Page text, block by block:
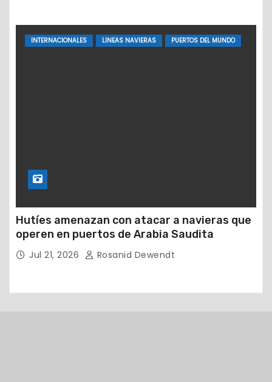
INTERNACIONALES LINEAS NAVIERAS PUERTOS DEL MUNDO
Hutíes amenazan con atacar a navieras que
operen en puertos de Arabia Saudita
Jul 21, 2026 Rosanid Dewendt